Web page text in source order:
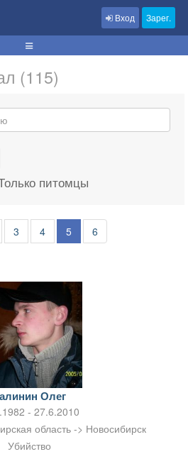
Вход Зарег.
(115)
питомцы
3 4 5 6
Олег
- 27.6.2010
область -> Новосибирск
Убийство